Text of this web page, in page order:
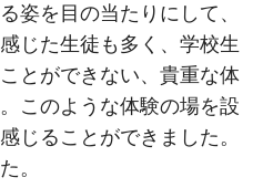
姿を目の当たりにして、
じた生徒も多く、学校生
とができない、貴重な体
このような体験の場を設
じることができました。
。